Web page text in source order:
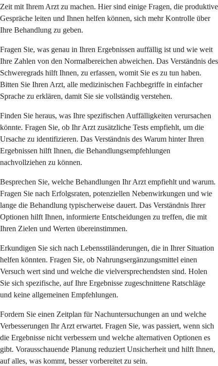
Zeit mit Ihrem Arzt zu machen. Hier sind einige Fragen, die produktive
Gespräche leiten und Ihnen helfen können, sich mehr Kontrolle über
Ihre Behandlung zu geben.
Fragen Sie, was genau in Ihren Ergebnissen auffällig ist und wie weit
Ihre Zahlen von den Normalbereichen abweichen. Das Verständnis des
Schweregrads hilft Ihnen, zu erfassen, womit Sie es zu tun haben.
Bitten Sie Ihren Arzt, alle medizinischen Fachbegriffe in einfacher
Sprache zu erklären, damit Sie sie vollständig verstehen.
Finden Sie heraus, was Ihre spezifischen Auffälligkeiten verursachen
könnte. Fragen Sie, ob Ihr Arzt zusätzliche Tests empfiehlt, um die
Ursache zu identifizieren. Das Verständnis des Warum hinter Ihren
Ergebnissen hilft Ihnen, die Behandlungsempfehlungen
nachvollziehen zu können.
Besprechen Sie, welche Behandlungen Ihr Arzt empfiehlt und warum.
Fragen Sie nach Erfolgsraten, potenziellen Nebenwirkungen und wie
lange die Behandlung typischerweise dauert. Das Verständnis Ihrer
Optionen hilft Ihnen, informierte Entscheidungen zu treffen, die mit
Ihren Zielen und Werten übereinstimmen.
Erkundigen Sie sich nach Lebensstiländerungen, die in Ihrer Situation
helfen könnten. Fragen Sie, ob Nahrungsergänzungsmittel einen
Versuch wert sind und welche die vielversprechendsten sind. Holen
Sie sich spezifische, auf Ihre Ergebnisse zugeschnittene Ratschläge
und keine allgemeinen Empfehlungen.
Fordern Sie einen Zeitplan für Nachuntersuchungen an und welche
Verbesserungen Ihr Arzt erwartet. Fragen Sie, was passiert, wenn sich
die Ergebnisse nicht verbessern und welche alternativen Optionen es
gibt. Vorausschauende Planung reduziert Unsicherheit und hilft Ihnen,
auf alles, was kommt, besser vorbereitet zu sein.